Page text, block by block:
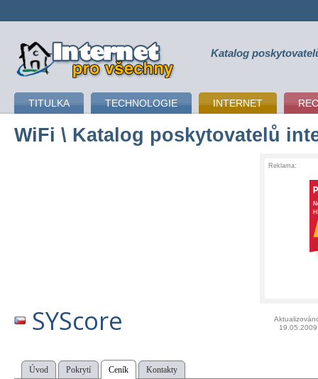
připojení k internetu Katalog
TITULKA TECHNOLOGIE INTERNET
WiFi \ Katalog poskytovatelů
Reklama:
SYScore
19.05.2009
Úvod Pokrytí Ceník Kontakty